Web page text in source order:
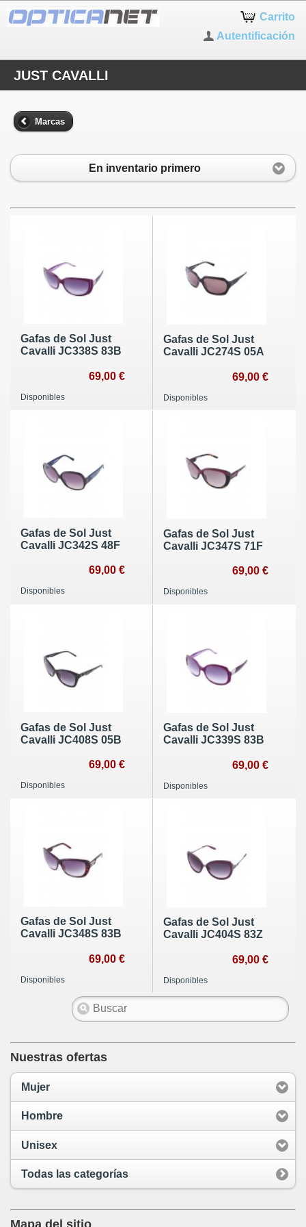
Carrito
Autentificación
JUST CAVALLI
Marcas
En inventario primero
Gafas de Sol Just
Cavalli JC338S 83B
69,00 €
Disponibles
Gafas de Sol Just
Cavalli JC274S 05A
69,00 €
Disponibles
Gafas de Sol Just
Cavalli JC342S 48F
69,00 €
Disponibles
Gafas de Sol Just
Cavalli JC347S 71F
69,00 €
Disponibles
Gafas de Sol Just
Cavalli JC408S 05B
69,00 €
Disponibles
Gafas de Sol Just
Cavalli JC339S 83B
69,00 €
Disponibles
Gafas de Sol Just
Cavalli JC348S 83B
69,00 €
Disponibles
Gafas de Sol Just
Cavalli JC404S 83Z
69,00 €
Disponibles
Nuestras ofertas
Mujer
Hombre
Unisex
Todas las categorías